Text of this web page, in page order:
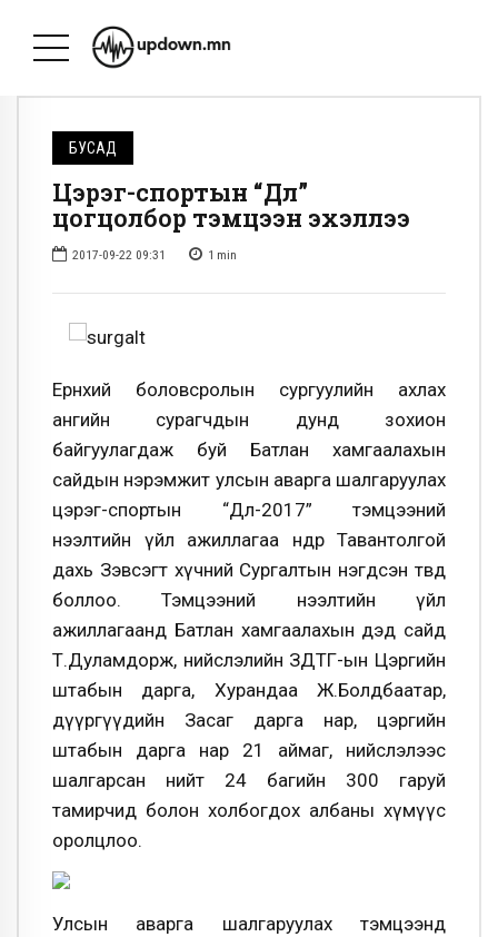
БУСАД
Цэрэг-спортын “Дөл”
цогцолбор тэмцээн эхэллээ
2017-09-22 09:31 1 min
Ерөнхий боловсролын сургуулийн ахлах
ангийн сурагчдын дунд зохион
байгуулагдаж буй Батлан хамгаалахын
сайдын нэрэмжит улсын аварга шалгаруулах
цэрэг-спортын “Дөл-2017” тэмцээний
нээлтийн үйл ажиллагаа өнөөдөр Тавантолгой
дахь Зэвсэгт хүчний Сургалтын нэгдсэн төвд
боллоо. Тэмцээний нээлтийн үйл
ажиллагаанд Батлан хамгаалахын дэд сайд
Т.Дуламдорж, нийслэлийн ЗДТГ-ын Цэргийн
штабын дарга, Хурандаа Ж.Болдбаатар,
дүүргүүдийн Засаг дарга нар, цэргийн
штабын дарга нар 21 аймаг, нийслэлээс
шалгарсан нийт 24 багийн 300 гаруй
тамирчид болон холбогдох албаны хүмүүс
оролцлоо.
Улсын аварга шалгаруулах тэмцээнд